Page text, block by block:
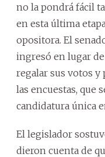
no la pondrá fácil
en esta última
opositora. El
ingresó en lugar
regalar sus votos y
las encuestas, que
candidatura única
El legislador
dieron cuenta de